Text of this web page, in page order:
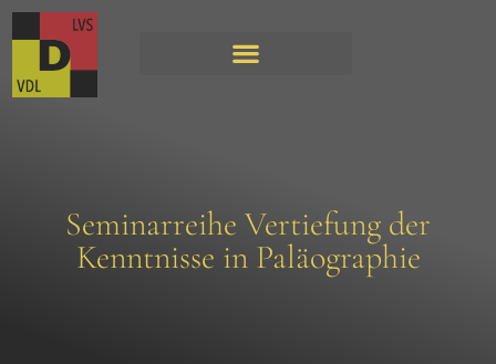
Seminarreihe Vertiefung der
Kenntnisse in Paläographie